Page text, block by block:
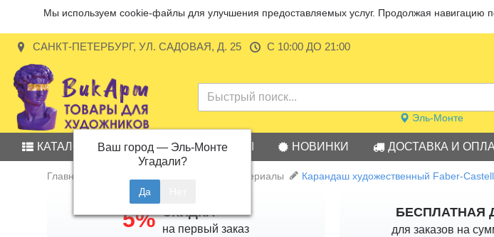
Мы используем cookie-файлы для улучшения предоставляемых услуг. Продолжая навигацию
САНКТ-ПЕТЕРБУРГ, УЛ. САДОВАЯ, Д. 25 С 10:00 ДО 21:00
Эль-Монте
Ваш город — Эль-Монте
Угадали?
КАТАЛОГ АКЦИИ БРЕНДЫ НОВИНКИ ДОСТАВКА И
Главная Карандаши и графические материалы Карандаш художественный Faber-
5% СКИДКА
на первый заказ
БЕСПЛАТНАЯ
для заказов на